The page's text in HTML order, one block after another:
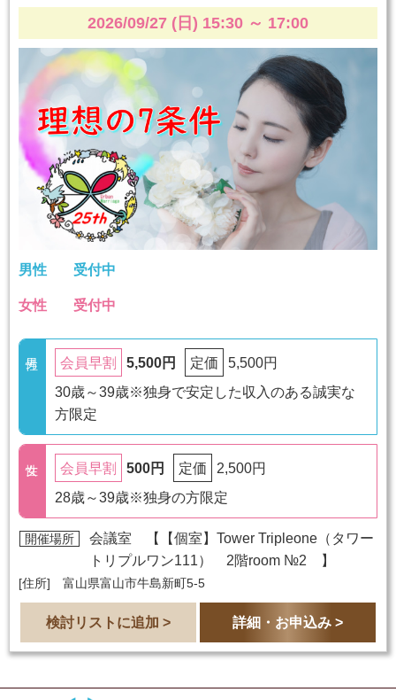
2026/09/27 (日) 15:30 ～ 17:00
男性 受付中
女性 受付中
会員早割 5,500円 定価
5,500円
30歳～39歳※独身で安定した収入のある誠実な
方限定
会員早割 500円 定価
2,500円
28歳～39歳※独身の方限定
開催場所 会議室 【
【個室】Tower Tripleone（タワー
トリプルワン111） 2階room №2
】
[住所] 富山県富山市牛島新町5-5
検討リストに追加 > 詳細・お申込み >